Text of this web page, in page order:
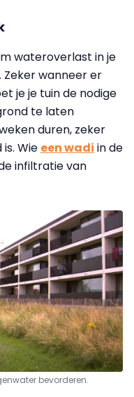
wateroverlast in je
Zeker wanneer er
je je tuin de nodige
te laten
duren, zeker
Wie een wadi in de
infiltratie van
bevorderen.